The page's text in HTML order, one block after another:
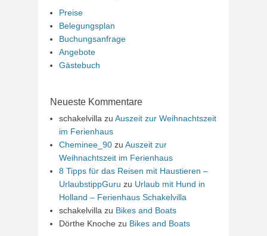
Preise
Belegungsplan
Buchungsanfrage
Angebote
Gästebuch
Neueste Kommentare
schakelvilla zu Auszeit zur Weihnachtszeit
im Ferienhaus
Cheminee_90 zu Auszeit zur
Weihnachtszeit im Ferienhaus
8 Tipps für das Reisen mit Haustieren –
UrlaubstippGuru zu Urlaub mit Hund in
Holland – Ferienhaus Schakelvilla
schakelvilla zu Bikes and Boats
Dörthe Knoche zu Bikes and Boats